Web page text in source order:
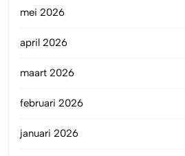
mei 2026
april 2026
maart 2026
februari 2026
januari 2026